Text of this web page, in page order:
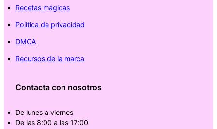
Recetas mágicas
Politica de privacidad
DMCA
Recursos de la marca
Contacta con nosotros
De lunes a viernes
De las 8:00 a las 17:00